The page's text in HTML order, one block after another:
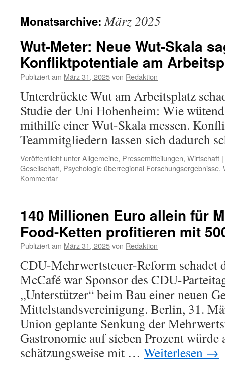
Monatsarchive:März 2025
Wut-Meter: Neue Wut-Skala
Konfliktpotentiale am
Publiziert am März 31, 2025von Redaktion
Unterdrückte Wut am Arbeitsplatz
Studie der Uni Hohenheim: Wie
mithilfe einer Wut-Skala messen.
Teammitgliedern lassen sich dadurch
Veröffentlicht unterAllgemeine, Pressemitteilungen, Wirtschaft |
Gesellschaft, Psychologie überregional Forschungsergebnisse,
Kommentar
140 Millionen Euro allein für
Food-Ketten profitieren mit
Publiziert am März 31, 2025von Redaktion
CDU-Mehrwertsteuer-Reform schadet
McCafé war Sponsor des CDU-
„Unterstützer“ beim Bau einer neuen
Mittelstandsvereinigung. Berlin, 31.
Union geplante Senkung der
Gastronomie auf sieben Prozent
schätzungsweise mit … Weiterlesen →